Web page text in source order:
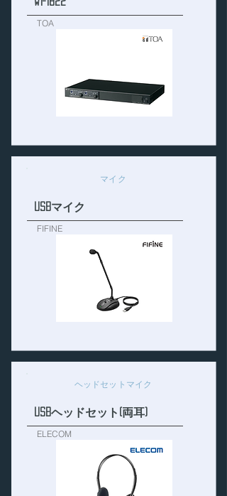
TOA
マイク
USBマイク
FIFINE
ヘッドセットマイク
USBヘッドセット(両耳)
ELECOM